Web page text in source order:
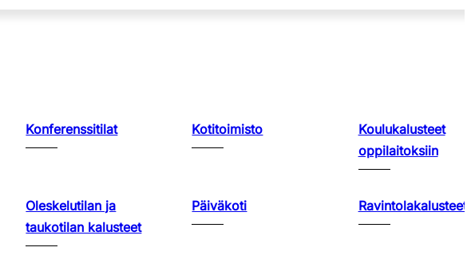
Konferenssitilat Kotitoimisto
Koulukalusteet
oppilaitoksiin
Oleskelutilan ja
taukotilan kalusteet
Päiväkoti Ravintolakalusteet